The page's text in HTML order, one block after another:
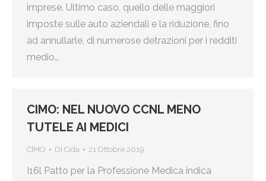
imprese. Ultimo caso, quello delle maggiori
imposte sulle auto aziendali e la riduzione, fino
ad annullarle, di numerose detrazioni per i redditi
medio…
CIMO: NEL NUOVO CCNL MENO
TUTELE AI MEDICI
CIMO Di Cida 21 Ottobre 2019
I16l Patto per la Professione Medica indica